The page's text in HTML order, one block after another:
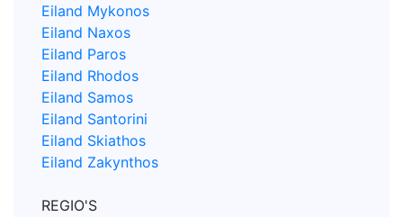
Eiland Mykonos
Eiland Naxos
Eiland Paros
Eiland Rhodos
Eiland Samos
Eiland Santorini
Eiland Skiathos
Eiland Zakynthos
REGIO'S